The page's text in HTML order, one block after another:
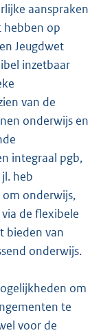
aanspraken
hebben op
Jeugdwet
inzetbaar
van de
onderwijs en
integraal pgb,
heb
onderwijs,
de flexibele
bieden van
onderwijs.
om
te
voor de